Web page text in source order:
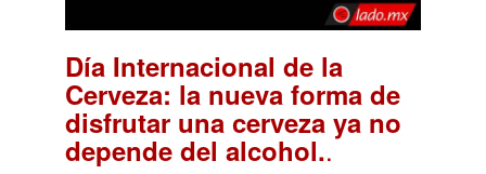
Día Internacional de la
Cerveza: la nueva forma de
disfrutar una cerveza ya no
depende del alcohol..